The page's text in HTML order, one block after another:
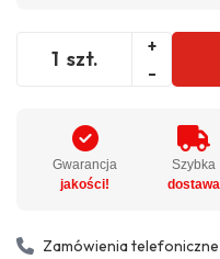
szt.
+
-
Gwarancja
jakości!
Szybka
dostawa
Zamówienia telefoniczne